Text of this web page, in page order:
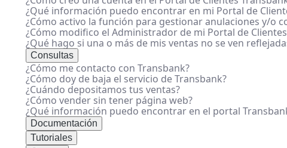
¿Qué información puedo encontrar en mi Portal de
¿Cómo activo la función para gestionar anulaciones y/o
¿Cómo modifico el Administrador de mi Portal de
¿Qué hago si una o más de mis ventas no se ven
Consultas
¿Cómo me contacto con Transbank?
¿Cómo doy de baja el servicio de Transbank?
¿Cuándo depositamos tus ventas?
¿Cómo vender sin tener página web?
¿Qué información puedo encontrar en el portal
Documentación
Tutoriales